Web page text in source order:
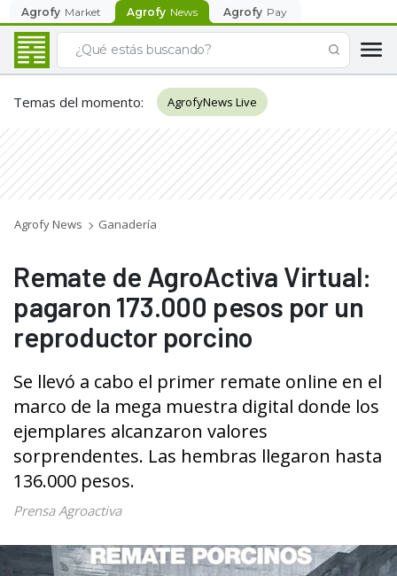
Agrofy Market Agrofy News Agrofy Pay
Temas del momento: AgrofyNews Live
Agrofy News Ganadería
Remate de AgroActiva Virtual:
pagaron 173.000 pesos por un
reproductor porcino
Se llevó a cabo el primer remate online en el
marco de la mega muestra digital donde los
ejemplares alcanzaron valores
sorprendentes. Las hembras llegaron hasta
136.000 pesos.
Prensa Agroactiva